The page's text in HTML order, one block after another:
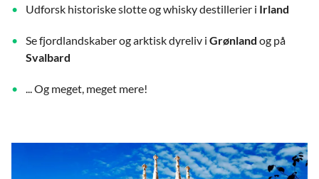
Udforsk historiske slotte og whisky destillerier i Irland
Se fjordlandskaber og arktisk dyreliv i Grønland og på
Svalbard
... Og meget, meget mere!